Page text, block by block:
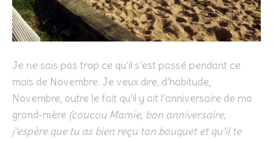
Je ne sais pas trop ce qu’il s’est passé pendant ce
mois de Novembre. Je veux dire, d’habitude,
Novembre, outre le fait qu’il y ait l’anniversaire de ma
grand-mère (coucou Mamie, bon anniversaire,
j’espère que tu as bien reçu ton bouquet et qu’il te